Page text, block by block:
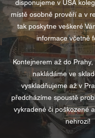
disponujeme v USA
místě osobně prověří a v
tak poskytne veškeré
informace včetně
Kontejnerem až do
nakládáme ve
vyskladňujeme až v
předcházíme spoustě
vykradené či poškozené
nehrozí!